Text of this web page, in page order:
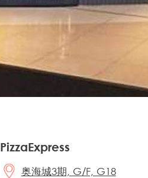
PizzaExpress
奥海城3期, G/F, G18